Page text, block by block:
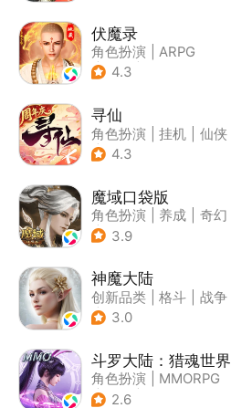
伏魔录
角色扮演
ARPG
| 仙侠
4.3
寻仙
角色扮演 挂机
仙侠
| 寻仙
4.3
魔域口袋版
角色扮演 养成
奇幻
| 魔域
3.9
神魔大陆
创新品类 格斗
战争
| 开放世界
3.0
斗罗大陆：猎魂世界
角色扮演
MMORPG
| 奇幻
2.6